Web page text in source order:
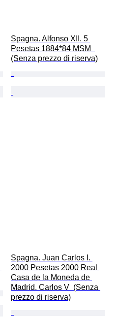
Spagna. Alfonso XII. 5
Pesetas 1884*84 MSM
(Senza prezzo di riserva)
Spagna. Juan Carlos I.
2000 Pesetas 2000 Real
Casa de la Moneda de
Madrid. Carlos V  (Senza
prezzo di riserva)